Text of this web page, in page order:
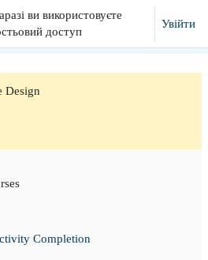
пошуку
ви використовуєте
доступ
Увійти
Design
Completion